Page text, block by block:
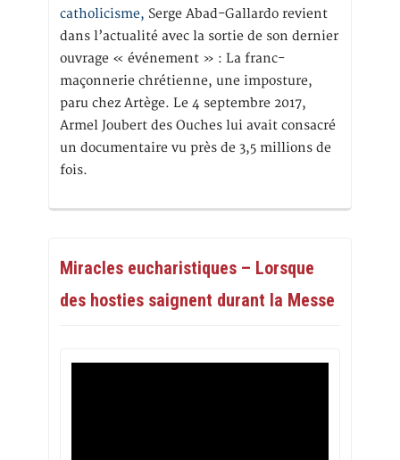
catholicisme, Serge Abad-Gallardo revient
dans l’actualité avec la sortie de son dernier
ouvrage « événement » : La franc-
maçonnerie chrétienne, une imposture,
paru chez Artège. Le 4 septembre 2017,
Armel Joubert des Ouches lui avait consacré
un documentaire vu près de 3,5 millions de
fois.
Miracles eucharistiques – Lorsque
des hosties saignent durant la Messe